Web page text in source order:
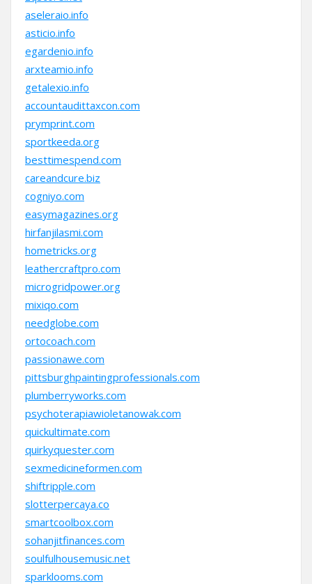
aseleraio.info
asticio.info
egardenio.info
arxteamio.info
getalexio.info
accountaudittaxcon.com
prymprint.com
sportkeeda.org
besttimespend.com
careandcure.biz
cogniyo.com
easymagazines.org
hirfanjilasmi.com
hometricks.org
leathercraftpro.com
microgridpower.org
mixiqo.com
needglobe.com
ortocoach.com
passionawe.com
pittsburghpaintingprofessionals.com
plumberryworks.com
psychoterapiawioletanowak.com
quickultimate.com
quirkyquester.com
sexmedicineformen.com
shiftripple.com
slotterpercaya.co
smartcoolbox.com
sohanjitfinances.com
soulfulhousemusic.net
sparklooms.com